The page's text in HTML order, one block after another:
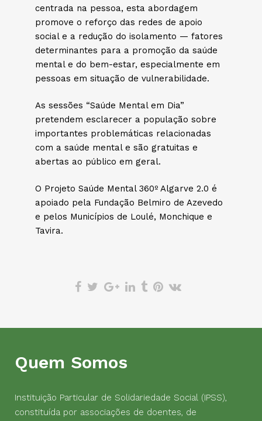
centrada na pessoa, esta abordagem
promove o reforço das redes de apoio
social e a redução do isolamento — fatores
determinantes para a promoção da saúde
mental e do bem-estar, especialmente em
pessoas em situação de vulnerabilidade.
As sessões “Saúde Mental em Dia”
pretendem esclarecer a população sobre
importantes problemáticas relacionadas
com a saúde mental e são gratuitas e
abertas ao público em geral.
O Projeto Saúde Mental 360º Algarve 2.0 é
apoiado pela Fundação Belmiro de Azevedo
e pelos Municípios de Loulé, Monchique e
Tavira.
Quem Somos
Instituição Particular de Solidariedade Social (IPSS),
constituída por associações de doentes, de